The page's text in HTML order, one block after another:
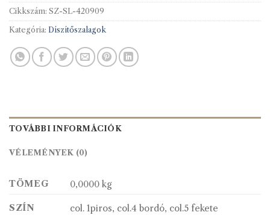
Cikkszám: SZ-SL-420909
Kategória: Díszítőszalagok
TOVÁBBI INFORMÁCIÓK
VÉLEMÉNYEK (0)
TÖMEG 0,0000 kg
SZÍN col. 1piros, col.4 bordó, col.5 fekete